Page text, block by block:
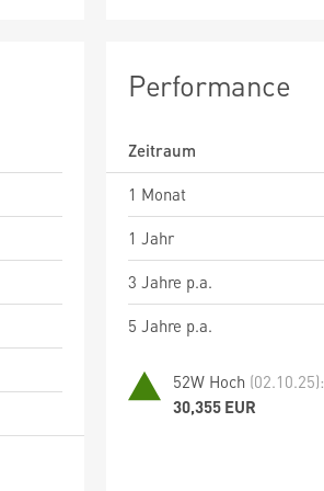
Performance
Zeitraum
1 Monat
1 Jahr
3 Jahre p.a.
5 Jahre p.a.
52W Hoch (02.10.25):
30,355 EUR